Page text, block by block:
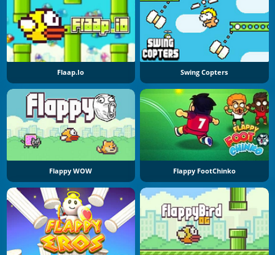
Flaap.io Swing Copters
Flappy WOW Flappy FootChinko